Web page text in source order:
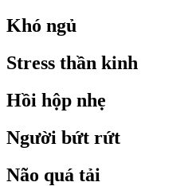
Khó ngủ
Stress thần kinh
Hồi hộp nhẹ
Người bứt rứt
Não quá tải